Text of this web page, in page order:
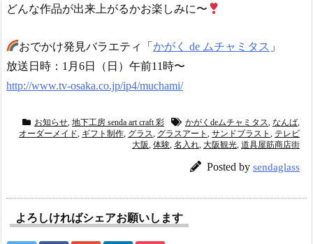
どんな作品が出来上がるかお楽しみに〜
おでかけ発見バラエティ「かがく de ムチャミタス 」
放送日時：1月6日（日）午前11時〜
http://www.tv-osaka.co.jp/ip4/muchami/
お知らせ 地下工房 senda art craft 彩 かがくdeムチャミタス なんば
オーダーメイド ギフト制作 グラス グラスアート サンドブラスト
テレビ
大阪 体験 名入れ 大阪観光 道具屋筋商店街
Posted by sendaglass
よろしければシェアお願いします